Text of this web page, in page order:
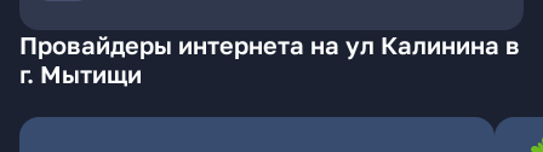
Провайдеры интернета на ул Калинина в
г. Мытищи